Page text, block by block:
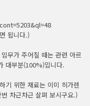
됩니다.)
무가 주어질 때는 관련 아르
대부분(100%)입니다.
기 위한 재료는 이미 히가렌
차근차근 살펴 보시구요.)